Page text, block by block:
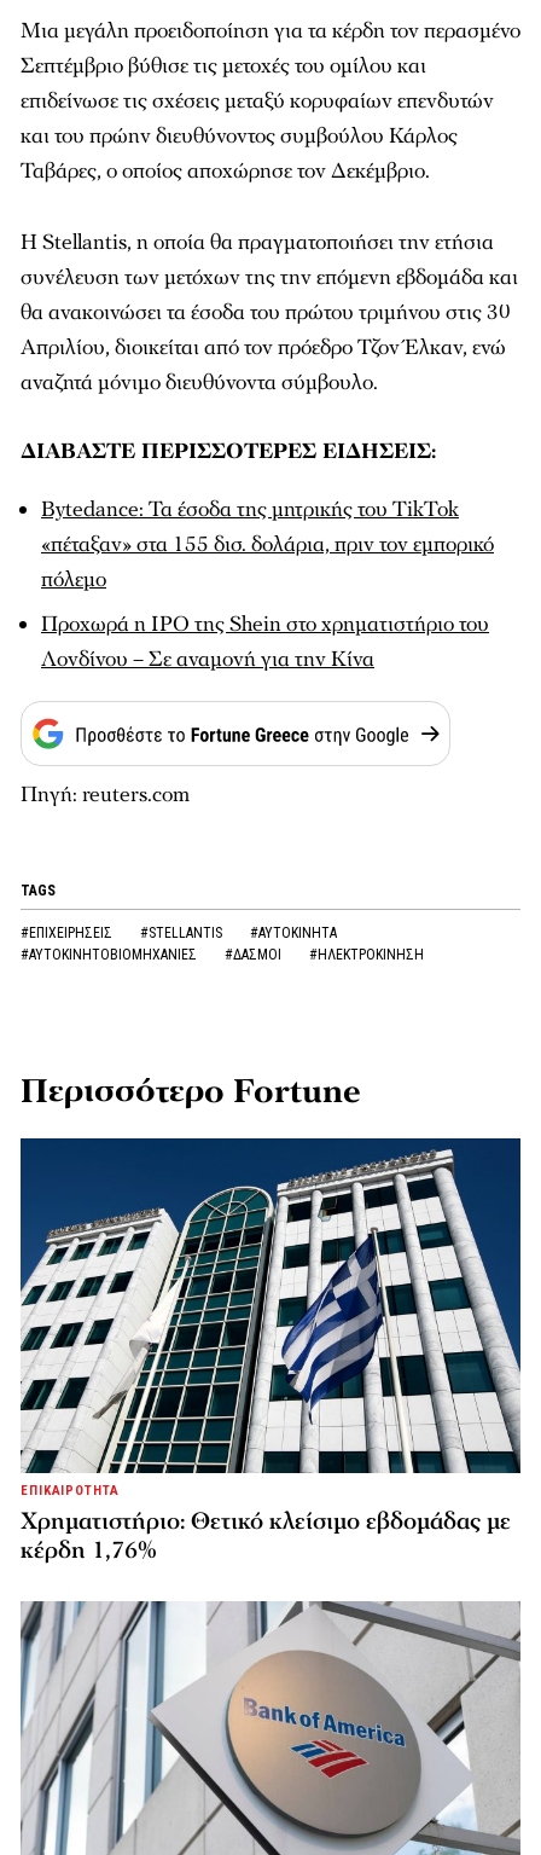
Μια μεγάλη προειδοποίηση για τα κέρδη τον περασμένο
Σεπτέμβριο βύθισε τις μετοχές του ομίλου και
επιδείνωσε τις σχέσεις μεταξύ κορυφαίων επενδυτών
και του πρώην διευθύνοντος συμβούλου Κάρλος
Ταβάρες, ο οποίος αποχώρησε τον Δεκέμβριο.
Η Stellantis, η οποία θα πραγματοποιήσει την ετήσια
συνέλευση των μετόχων της την επόμενη εβδομάδα και
θα ανακοινώσει τα έσοδα του πρώτου τριμήνου στις 30
Απριλίου, διοικείται από τον πρόεδρο Τζον Έλκαν, ενώ
αναζητά μόνιμο διευθύνοντα σύμβουλο.
ΔΙΑΒΑΣΤΕ ΠΕΡΙΣΣΟΤΕΡΕΣ ΕΙΔΗΣΕΙΣ:
Bytedance: Τα έσοδα της μητρικής του TikTok
«πέταξαν» στα 155 δισ. δολάρια, πριν τον εμπορικό
πόλεμο
Προχωρά η IPO της Shein στο χρηματιστήριο του
Λονδίνου – Σε αναμονή για την Κίνα
Πηγή: reuters.com
TAGS
#ΕΠΙΧΕΙΡΗΣΕΙΣ #STELLANTIS
#ΑΥΤΟΚΙΝΗΤΑ
#ΑΥΤΟΚΙΝΗΤΟΒΙΟΜΗΧΑΝΙΕΣ
#ΔΑΣΜΟΙ #ΗΛΕΚΤΡΟΚΙΝΗΣΗ
Περισσότερο Fortune
ΕΠΙΚΑΙΡΟΤΗΤΑ
Χρηματιστήριο: Θετικό κλείσιμο εβδομάδας με
κέρδη 1,76%